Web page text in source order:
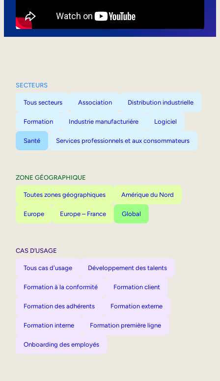
SECTEURS
Tous secteurs Association Distribution industrielle
Formation Industrie manufacturière Logiciel
Santé Services professionnels et aux consommateurs
ZONE GÉOGRAPHIQUE
Toutes zones géographiques Amérique du Nord
Europe Europe – France Global
CAS D’USAGE
Tous cas d'usage Développement des talents
Formation à la conformité Formation client
Formation des adhérents Formation externe
Formation interne Formation première ligne
Onboarding des employés